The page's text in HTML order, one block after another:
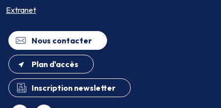
Extranet
Nous contacter
Plan d'accès
Inscription newsletter